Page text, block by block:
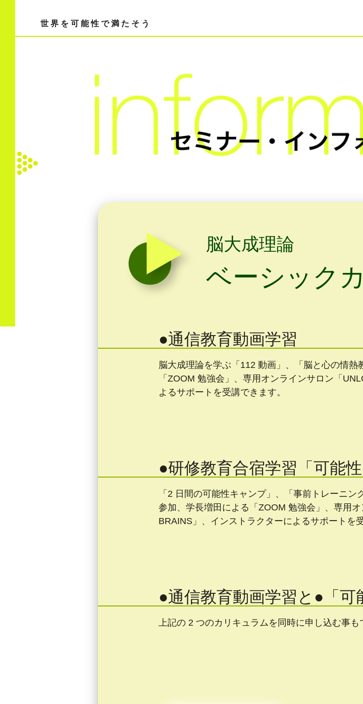
世 界 を 可 能 性 で 満 た そ う
脳大成理論
ベーシック
●通信教育動画学習
脳大成理論を学ぶ「112 動画」、「脳と心の情熱
「ZOOM 勉強会」、専用オンラインサロン「
よるサポートを受講できます。
●研修教育合宿学習「可能性
「2 日間の可能性キャンプ」、「事前トレーニ
参加、学長増田による「ZOOM 勉強会」、専用
BRAINS」、インストラクターによるサポートを
●通信教育動画学習と●「可
上記の 2 つのカリキュラムを同時に申し込む事も